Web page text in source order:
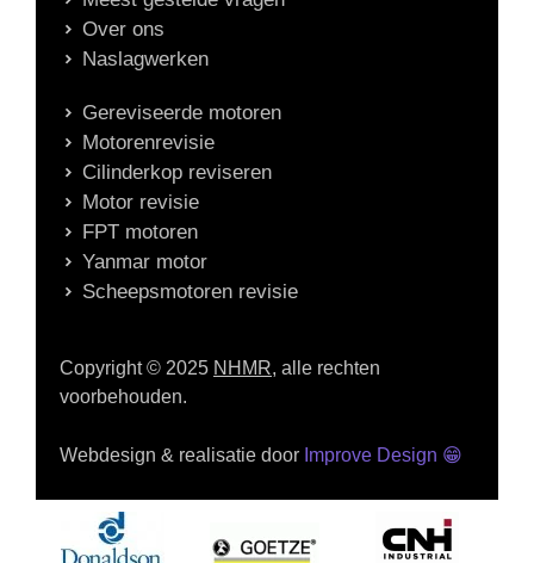
Over ons
Naslagwerken
Gereviseerde motoren
Motorenrevisie
Cilinderkop reviseren
Motor revisie
FPT motoren
Yanmar motor
Scheepsmotoren revisie
Copyright © 2025 NHMR, alle rechten
voorbehouden.
Webdesign & realisatie door Improve Design 😁